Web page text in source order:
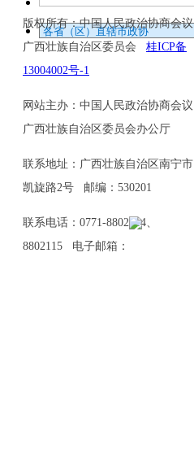
版权所有：中国人民政治协商会议
广西壮族自治区委员会 桂ICP备
13004002号-1
网站主办：中国人民政治协商会议
广西壮族自治区委员会办公厅
联系地址：广西壮族自治区南宁市
凯旋路2号 邮编：530201
联系电话：0771-8802114、
8802115 电子邮箱：